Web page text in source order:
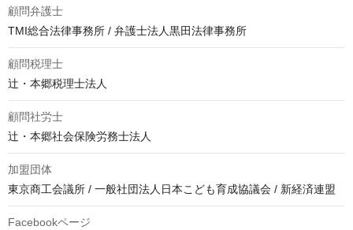
顧問弁護士
TMI総合法律事務所 / 弁護士法人黒田法律事務所
顧問税理士
辻・本郷税理士法人
顧問社労士
辻・本郷社会保険労務士法人
加盟団体
東京商工会議所 / 一般社団法人日本こども育成協議会 / 新経済連盟
Facebookページ